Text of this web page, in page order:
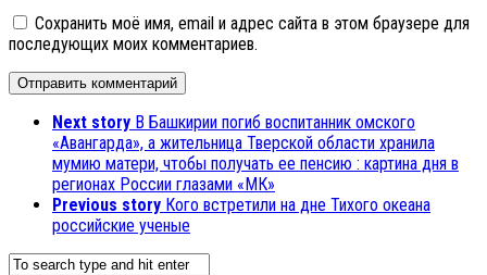
Сохранить моё имя, email и адрес сайта в этом браузере для
последующих моих комментариев.
Next story В Башкирии погиб воспитанник омского
«Авангарда», а жительница Тверской области хранила
мумию матери, чтобы получать ее пенсию : картина дня в
регионах России глазами «МК»
Previous story Кого встретили на дне Тихого океана
российские ученые